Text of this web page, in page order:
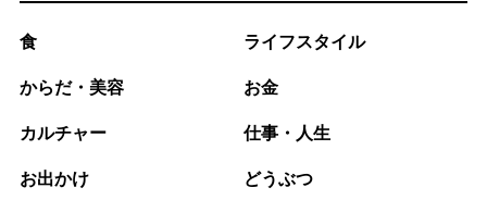
食 ライフスタイル
からだ・美容 お金
カルチャー 仕事・人生
お出かけ どうぶつ